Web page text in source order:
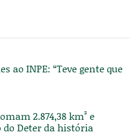
ao INPE: “Teve gente que
2.874,38 km² e
Deter da história